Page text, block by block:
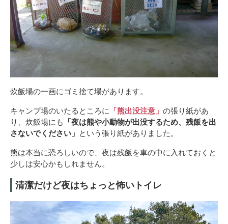
炊飯場の一画にゴミ捨て場があります。
キャンプ場のいたるところに 「熊出没注意」 の張り紙があ
り、炊飯場にも 「夜は熊や小動物が出没するため、残飯を出
さないでください」 という張り紙がありました。
熊は本当に恐ろしいので、夜は残飯を車の中に入れておくと
少しは安心かもしれません。
清潔だけど夜はちょっと怖いトイレ